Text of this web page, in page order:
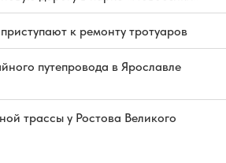
к ремонту тротуаров
путепровода в Ярославле
трассы у Ростова Великого